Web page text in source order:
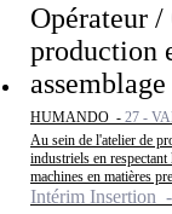
Opérateur
production
HUMANDO - 27 -
Au sein de l'atelier de
industriels en
machines en matières
Intérim Insertion